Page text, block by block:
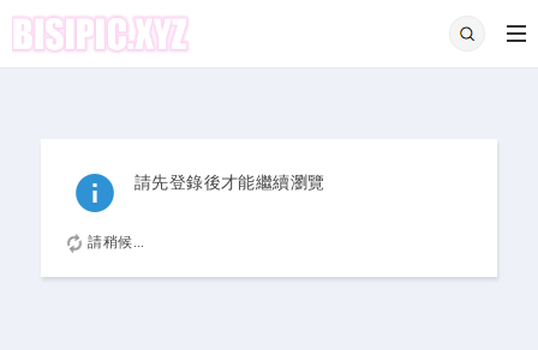
請先登錄後才能繼續瀏覽
請稍候...